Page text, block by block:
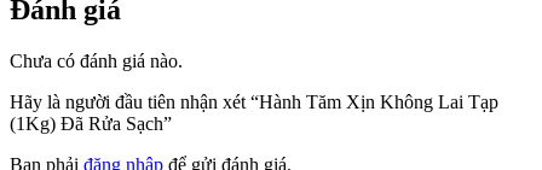
Đánh giá
Chưa có đánh giá nào.
Hãy là người đầu tiên nhận xét “Hành Tăm Xịn Không Lai Tạp
(1Kg) Đã Rửa Sạch”
Bạn phải đăng nhập để gửi đánh giá.